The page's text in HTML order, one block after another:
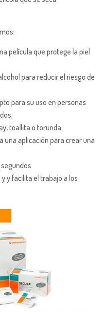
película que protege la piel
para reducir el riesgo de
para su uso en personas
toallita o torunda.
una aplicación para crear una
y facilita el trabajo a los